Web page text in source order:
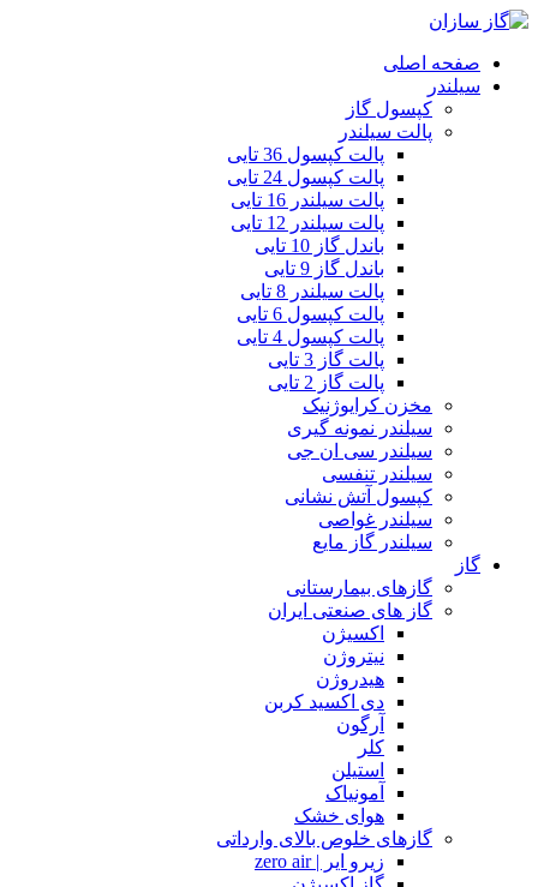
صفحه اصلی
سیلندر
کپسول گاز
پالت سیلندر
پالت کپسول 36 تایی
پالت کپسول 24 تایی
پالت سیلندر 16 تایی
پالت سیلندر 12 تایی
باندل گاز 10 تایی
باندل گاز 9 تایی
پالت سیلندر 8 تایی
پالت کپسول 6 تایی
پالت کپسول 4 تایی
پالت گاز 3 تایی
پالت گاز 2 تایی
مخزن کرایوژنیک
سیلندر نمونه گیری
سیلندر سی ان جی
سیلندر تنفسی
کپسول آتش نشانی
سیلندر غواصی
سیلندر گاز مایع
گاز
گازهای بیمارستانی
گاز های صنعتی ایران
اکسیژن
نیتروژن
هیدروژن
دی اکسید کربن
آرگون
کلر
استیلن
آمونیاک
هوای خشک
گازهای خلوص بالای وارداتی
زیرو ایر | zero air